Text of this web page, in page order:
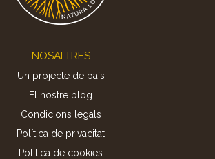
NOSALTRES
Un projecte de país
El nostre blog
Condicions legals
Política de privacitat
Politica de cookies